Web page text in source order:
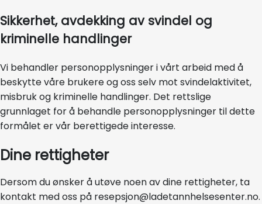
Sikkerhet, avdekking av svindel og
kriminelle handlinger
Vi behandler personopplysninger i vårt arbeid med å
beskytte våre brukere og oss selv mot svindelaktivitet,
misbruk og kriminelle handlinger. Det rettslige
grunnlaget for å behandle personopplysninger til dette
formålet er vår berettigede interesse.
Dine rettigheter
Dersom du ønsker å utøve noen av dine rettigheter, ta
kontakt med oss på resepsjon@ladetannhelsesenter.no.